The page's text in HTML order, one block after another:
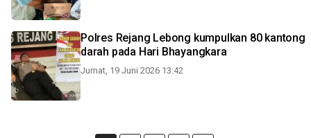
Polres Rejang Lebong kumpulkan 80 kantong
darah pada Hari Bhayangkara
Jumat, 19 Juni 2026 13:42